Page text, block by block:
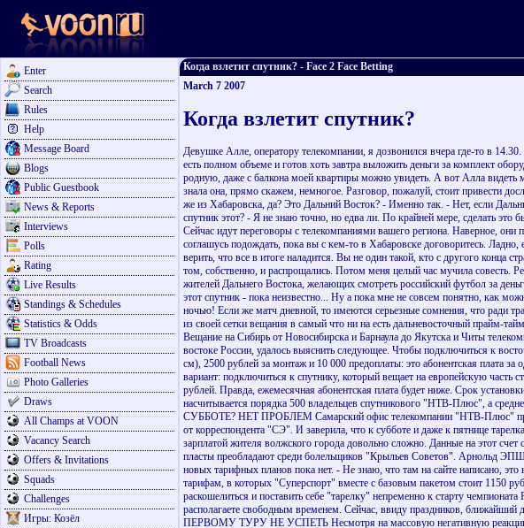
Enter
Search
Rules
Help
Message Board
Blogs
Public Guestbook
News & Reports
Interviews
Polls
Rating
Live Results
Standings & Schedules
Statistics & Odds
TV Broadcasts
Football News
Photo Galleries
Draws
All Champs at VOON
Vacancy Search
Offers & Invitations
Squads
Challenges
Игры: Козёл
Когда взлетит спутник? - Face 2 Face Betting
March 7 2007
Когда взлетит спутник?
Девушке Алле, оператору телекомпании, я дозвонился вчера где-то в
есть полном объеме и готов хоть завтра выложить деньги за комплект
родную, даже с балкона моей квартиры можно увидеть. А вот Алла видеть
знала она, прямо скажем, немногое. Разговор, пожалуй, стоит привести
же из Хабаровска, да? Это Дальний Восток? - Именно так. - Нет, если
спутник этот? - Я не знаю точно, но едва ли. По крайней мере, сделать
Сейчас идут переговоры с телекомпаниями вашего региона. Наверное,
соглашусь подождать, пока вы с кем-то в Хабаровске договоритесь.
верить, что все в итоге наладится. Вы не один такой, кто с другого конца
том, собственно, и распрощались. Потом меня целый час мучила совесть.
жителей Дальнего Востока, желающих смотреть российский футбол за
этот спутник - пока неизвестно... Ну а пока мне не совсем понятно, как
ночью! Если же матч дневной, то имеются серьезные сомнения, что ради
из своей сетки вещания в самый что ни на есть дальневосточный
Вещание на Сибирь от Новосибирска и Барнаула до Якутска и Читы
востоке России, удалось выяснить следующее. Чтобы подключиться к
см), 2500 рублей за монтаж и 10 000 предоплаты: это абонентская плата
вариант: подключиться к спутнику, который вещает на европейскую часть
рублей. Правда, ежемесячная абонентская плата будет ниже. Срок
насчитывается порядка 500 владельцев спутникового "НТВ-Плюс", а
СУББОТЕ? НЕТ ПРОБЛЕМ Самарский офис телекомпании "НТВ-Плюс"
от корреспондента "СЭ". И заверила, что к субботе и даже к пятнице
зарплатой жителя волжского города довольно сложно. Данные на этот
пласты преобладают среди болельщиков "Крыльев Советов".
новых тарифных планов пока нет. - Не знаю, что там на сайте написано,
тарифам, в которых "Суперспорт" вместе с базовым пакетом стоит 1150
раскошелиться и поставить себе "тарелку" непременно к старту
располагаете свободным временем. Сейчас, ввиду праздников,
ПЕРВОМУ ТУРУ НЕ УСПЕТЬ Несмотря на массовую негативную реакцию,